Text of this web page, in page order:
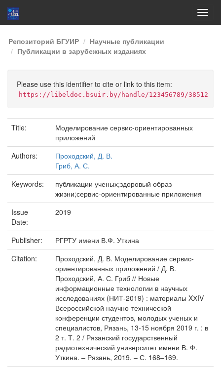
Skip
navigation
Репозиторий БГУИР
Научные публикации
Публикации в зарубежных изданиях
Please use this identifier to cite or link to this item:
https://libeldoc.bsuir.by/handle/123456789/38512
Title:
Моделирование сервис-ориентированных
приложений
Authors:
Проходский, Д. В.
Гриб, А. С.
Keywords:
публикации ученых;здоровый образ
жизни;сервис-ориентированные приложения
Issue
Date:
2019
Publisher:
РГРТУ имени В.Ф. Уткина
Citation:
Проходский, Д. В. Моделирование сервис-
ориентированных приложений / Д. В.
Проходский, А. С. Гриб // Новые
информационные технологии в научных
исследованиях (НИТ-2019) : материалы XХIV
Всероссийской научно-технической
конференции студентов, молодых ученых и
специалистов, Рязань, 13-15 ноября 2019 г. : в
2 т. Т. 2 / Рязанский государственный
радиотехнический университет имени В. Ф.
Уткина. – Рязань, 2019. – С. 168–169.